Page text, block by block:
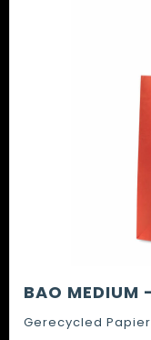
Gerecycled Papier